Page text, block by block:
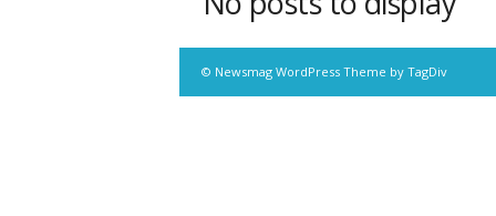
© Newsmag WordPress Theme by TagDiv